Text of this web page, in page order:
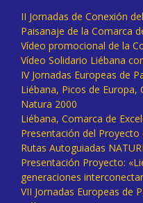
II Jornadas de Conexión
Paisanaje de la Comarca
Vídeo promocional de la
Vídeo Solidario Liébana
IV Jornadas Europeas de
Liébana, Picos de Europa,
Natura 2000
Liébana, Comarca de
Presentación del Proyecto
Rutas Autoguiadas
Presentación Proyecto:
generaciones
VII Jornadas Europeas de